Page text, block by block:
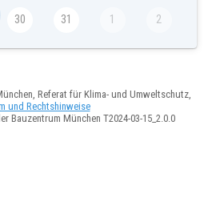
30 31 1 2
Referat für Klima- und Umweltschutz,
und Rechtshinweise
Bauzentrum München T2024-03-15_2.0.0